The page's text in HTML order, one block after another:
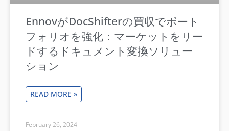
EnnovがDocShifterの買収でポート
フォリオを強化：マーケットをリー
ドするドキュメント変換ソリュー
ション
READ MORE »
February 26, 2024